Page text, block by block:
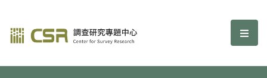
調查研究—方法與應用期刊 選